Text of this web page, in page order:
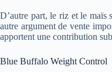
D’autre part, le riz et le maïs
autre argument de vente
apportent une contribution
Blue Buffalo Weight Control